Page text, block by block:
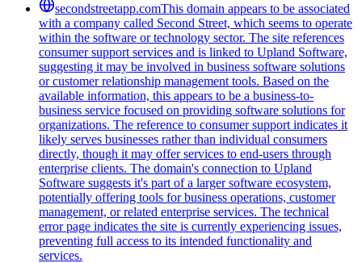
secondstreetapp.comThis domain appears to be associated
with a company called Second Street, which seems to operate
within the software or technology sector. The site references
consumer support services and is linked to Upland Software,
suggesting it may be involved in business software solutions
or customer relationship management tools. Based on the
available information, this appears to be a business-to-
business service focused on providing software solutions for
organizations. The reference to consumer support indicates it
likely serves businesses rather than individual consumers
directly, though it may offer services to end-users through
enterprise clients. The domain's connection to Upland
Software suggests it's part of a larger software ecosystem,
potentially offering tools for business operations, customer
management, or related enterprise services. The technical
error page indicates the site is currently experiencing issues,
preventing full access to its intended functionality and
services.